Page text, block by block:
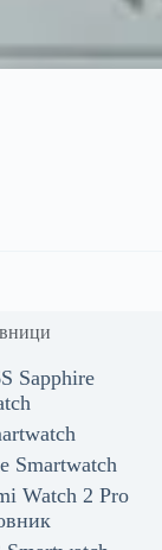
Sapphire
Smartwatch
Watch 2 Pro